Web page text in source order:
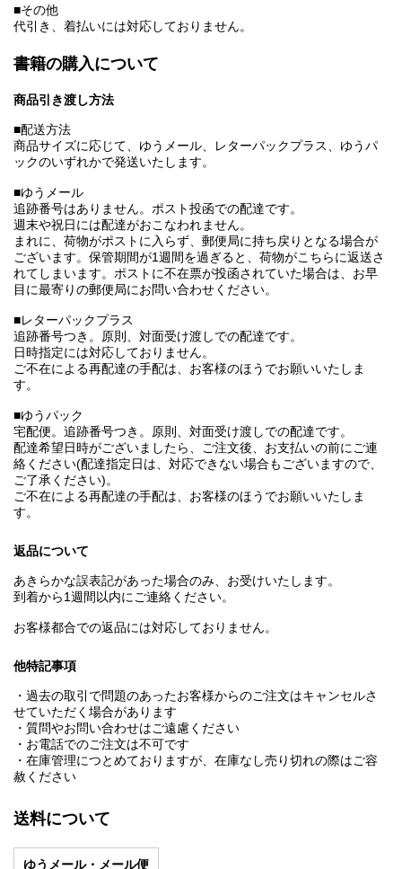
■その他
代引き、着払いには対応しておりません。
書籍の購入について
商品引き渡し方法
■配送方法
商品サイズに応じて、ゆうメール、レターパックプラス、ゆうパ
ックのいずれかで発送いたします。
■ゆうメール
追跡番号はありません。ポスト投函での配達です。
週末や祝日には配達がおこなわれません。
まれに、荷物がポストに入らず、郵便局に持ち戻りとなる場合が
ございます。保管期間が1週間を過ぎると、荷物がこちらに返送さ
れてしまいます。ポストに不在票が投函されていた場合は、お早
目に最寄りの郵便局にお問い合わせください。
■レターパックプラス
追跡番号つき。原則、対面受け渡しでの配達です。
日時指定には対応しておりません。
ご不在による再配達の手配は、お客様のほうでお願いいたしま
す。
■ゆうパック
宅配便。追跡番号つき。原則、対面受け渡しでの配達です。
配達希望日時がございましたら、ご注文後、お支払いの前にご連
絡ください(配達指定日は、対応できない場合もございますので、
ご了承ください)。
ご不在による再配達の手配は、お客様のほうでお願いいたしま
す。
返品について
あきらかな誤表記があった場合のみ、お受けいたします。
到着から1週間以内にご連絡ください。
お客様都合での返品には対応しておりません。
他特記事項
・過去の取引で問題のあったお客様からのご注文はキャンセルさ
せていただく場合があります
・質問やお問い合わせはご遠慮ください
・お電話でのご注文は不可です
・在庫管理につとめておりますが、在庫なし売り切れの際はご容
赦ください
送料について
ゆうメール・メール便